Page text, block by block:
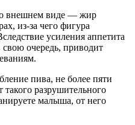
внешнем виде — жир
из-за чего фигура
усиления аппетита
очередь, приводит
пива, не более пяти
разрушительного
малыша, от него